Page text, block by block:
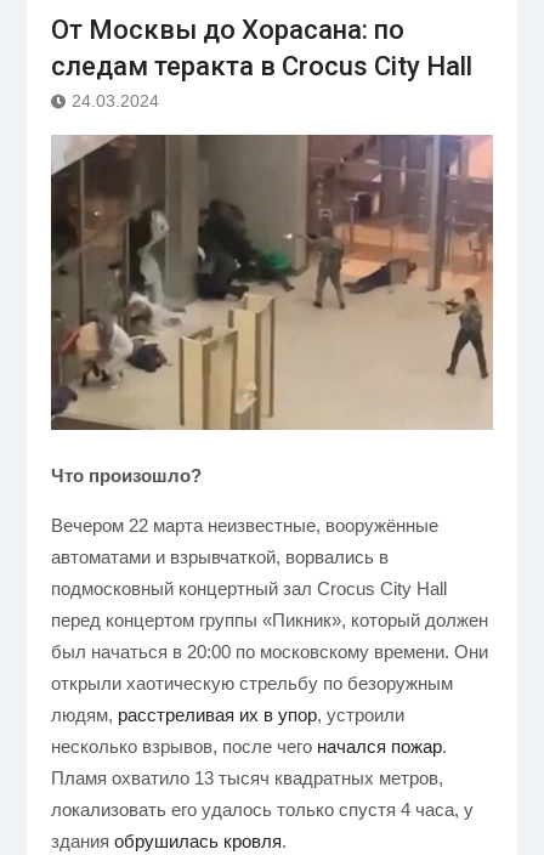
От Москвы до Хорасана: по
следам теракта в Crocus City Hall
24.03.2024
Что произошло?
Вечером 22 марта неизвестные, вооружённые
автоматами и взрывчаткой, ворвались в
подмосковный концертный зал Crocus City Hall
перед концертом группы «Пикник», который должен
был начаться в 20:00 по московскому времени. Они
открыли хаотическую стрельбу по безоружным
людям, расстреливая их в упор, устроили
несколько взрывов, после чего начался пожар.
Пламя охватило 13 тысяч квадратных метров,
локализовать его удалось только спустя 4 часа, у
здания обрушилась кровля.